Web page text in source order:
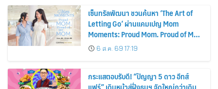
เซ็นทรัลพัฒนา ชวนค้นหา ‘The Art of
Letting Go’ ผ่านแคมเปญ Mom
Moments: Proud Mom. Proud of My
Mom.6 ส.ค. 69 17:19
กระแสตอบรับดี! “ปัญญา 5 ดาว อีทส์